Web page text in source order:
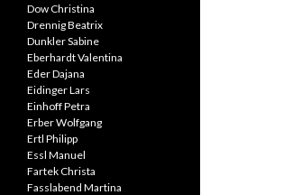
Dow Christina
Drennig Beatrix
Dunkler Sabine
Eberhardt Valentina
Eder Dajana
Eidinger Lars
Einhoff Petra
Erber Wolfgang
Ertl Philipp
Essl Manuel
Fartek Christa
Fasslabend Martina